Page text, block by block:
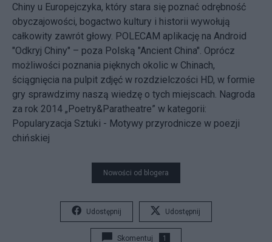
Chiny u Europejczyka, który stara się poznać odrębność
obyczajowości, bogactwo kultury i historii wywołują
całkowity zawrót głowy. POLECAM aplikację na Android
"Odkryj Chiny" – poza Polską "Ancient China". Oprócz
możliwości poznania pięknych okolic w Chinach,
ściągnięcia na pulpit zdjęć w rozdzielczości HD, w formie
gry sprawdzimy naszą wiedzę o tych miejscach. Nagroda
za rok 2014 „Poetry&Paratheatre” w kategorii:
Popularyzacja Sztuki - Motywy przyrodnicze w poezji
chińskiej
Nowości od blogera
Udostępnij Udostępnij
Skomentuj 1